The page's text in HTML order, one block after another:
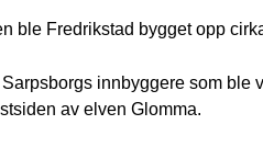
ble Fredrikstad bygget opp
Sarpsborgs innbyggere som
av elven Glomma.